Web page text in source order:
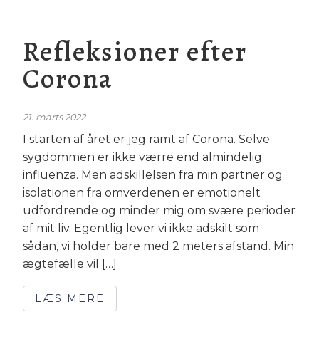
Refleksioner efter
Corona
21. marts 2022
I starten af året er jeg ramt af Corona. Selve
sygdommen er ikke værre end almindelig
influenza. Men adskillelsen fra min partner og
isolationen fra omverdenen er emotionelt
udfordrende og minder mig om svære perioder
af mit liv. Egentlig lever vi ikke adskilt som
sådan, vi holder bare med 2 meters afstand. Min
ægtefælle vil […]
LÆS MERE